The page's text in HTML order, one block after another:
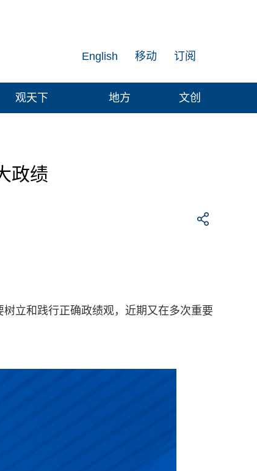
订阅
移动
English
观天下 地方 文创
政绩
立和践行正确政绩观，近期又在多次重要